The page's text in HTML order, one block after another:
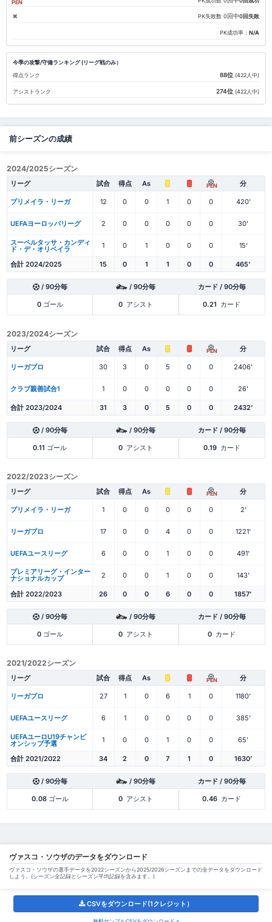
PEN
PK失敗数 0 回中0回失敗
PK成功率：N/A
今季の攻撃/守備ランキング (リーグ戦のみ）
得点ランク
88位 (422人中)
アシストランク 274位 (422人中)
前シーズンの成績
2024/2025シーズン
リーグ 試合 得点 As PEN 分
プリメイラ・リーガ 12 0 0 1 0 0 420'
UEFAヨーロッパリーグ 2 0 0 0 0 0 30'
スーペルタッサ・カンディ
ド・デ・オリベイラ 1 0 1 0 0 0 15'
合計 2024/2025 15 0 1 1 0 0 465'
/ 90分毎 / 90分毎 カード / 90分毎
0ゴール 0 アシスト 0.21 カード
2023/2024シーズン
リーグ 試合 得点 As PEN 分
リーガプロ 30 3 0 5 0 0 2406'
クラブ親善試合1 1 0 0 0 0 0 26'
合計 2023/2024 31 3 0 5 0 0 2432'
/ 90分毎 / 90分毎 カード / 90分毎
0.11 ゴール 0 アシスト 0.19 カード
2022/2023シーズン
リーグ 試合 得点 As PEN 分
プリメイラ・リーガ 1 0 0 0 0 0 2'
リーガプロ 17 0 0 4 0 0 1221'
UEFAユースリーグ 6 0 0 1 0 0 491'
プレミアリーグ・インター
ナショナルカップ 2 0 0 1 0 0 143'
合計 2022/2023 26 0 0 6 0 0 1857'
/ 90分毎 / 90分毎 カード / 90分毎
0ゴール 0 アシスト 0 カード
2021/2022シーズン
リーグ 試合 得点 As PEN 分
リーガプロ 27 1 0 6 1 0 1180'
UEFAユースリーグ 6 1 0 0 0 0 385'
UEFAユーロU19チャンピ
オンシップ予選 1 0 0 1 0 0 65'
合計 2021/2022 34 2 0 7 1 0 1630'
/ 90分毎 / 90分毎 カード / 90分毎
0.08ゴール 0 アシスト 0.46 カード
ヴァスコ・ソウザのデータをダウンロード
ヴァスコ・ソウザの選手データを2022シーズンから2025/2026シーズンまでの全データをダウンロード
しよう。(シーズン全記録とシーズン平均記録を含みます。)
CSVをダウンロード(1クレジット）